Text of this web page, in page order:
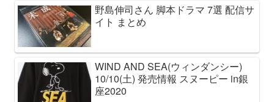
野島伸司さん 脚本ドラマ 7選 配信サ
イト まとめ
WIND AND SEA(ウィンダンシー)
10/10(土) 発売情報 スヌーピー in銀
座2020